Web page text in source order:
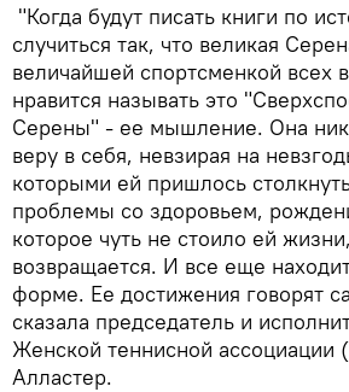
"Когда будут писать книги по
случиться так, что великая
величайшей спортсменкой всех
нравится называть это
Серены" - ее мышление. Она
веру в себя, невзирая на
которыми ей пришлось
проблемы со здоровьем,
которое чуть не стоило ей
возвращается. И все еще
форме. Ее достижения говорят
сказала председатель и
Женской теннисной ассоциации
Алластер.